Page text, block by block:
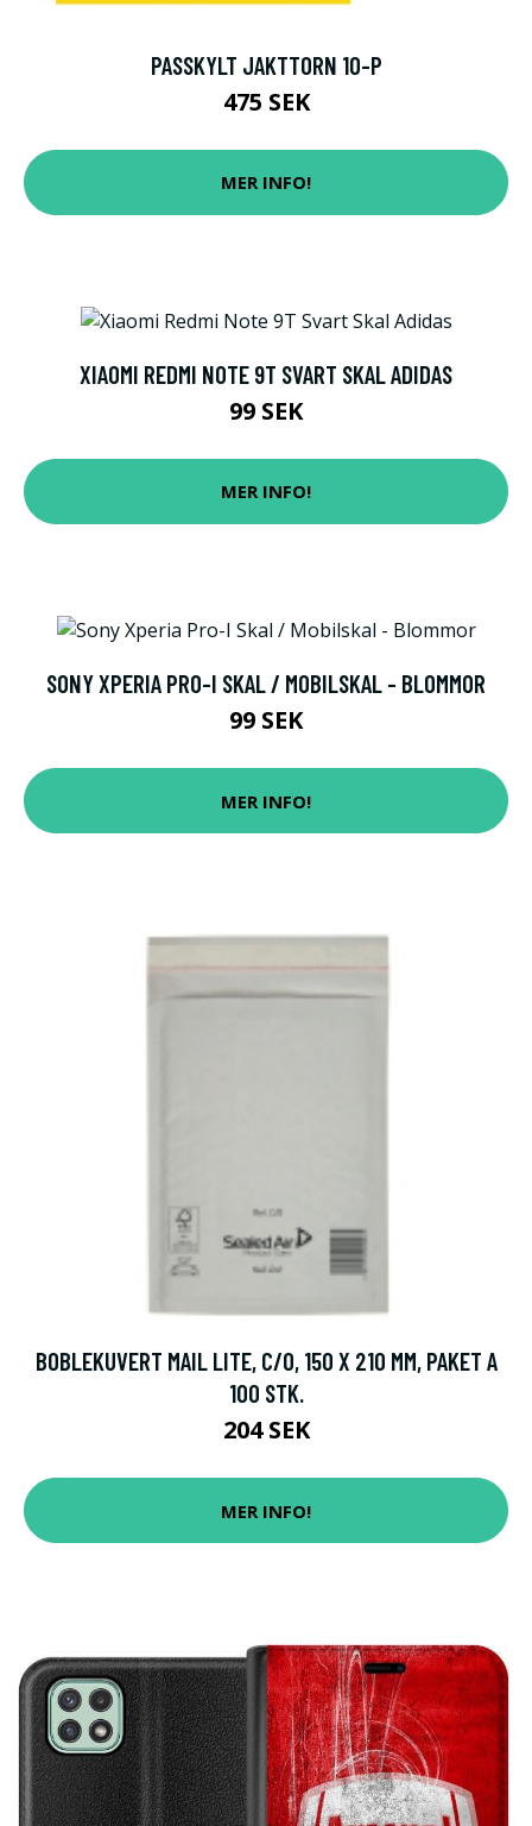
PASSKYLT JAKTTORN 10-P
475 SEK
MER INFO!
XIAOMI REDMI NOTE 9T SVART SKAL ADIDAS
99 SEK
MER INFO!
SONY XPERIA PRO-I SKAL / MOBILSKAL - BLOMMOR
99 SEK
MER INFO!
BOBLEKUVERT MAIL LITE, C/0, 150 X 210 MM, PAKET A
100 STK.
204 SEK
MER INFO!